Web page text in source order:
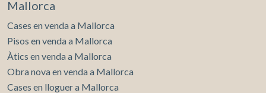
Mallorca
Cases en venda a Mallorca
Pisos en venda a Mallorca
Àtics en venda a Mallorca
Obra nova en venda a Mallorca
Cases en lloguer a Mallorca